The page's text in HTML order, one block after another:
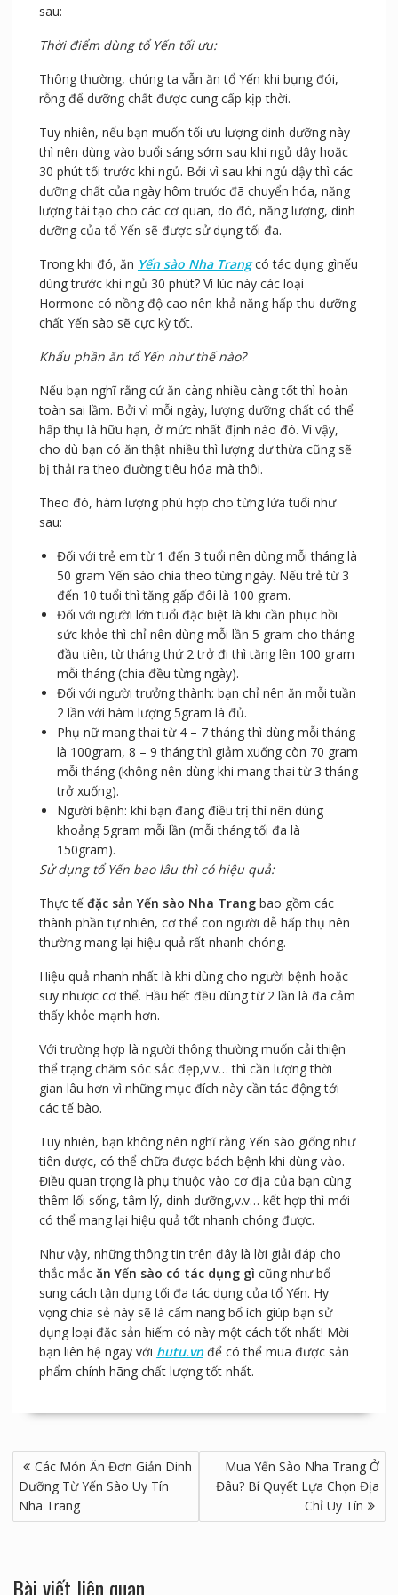
không thể tối ưu các hiệu quả của nó, thậm chí là bị dị
ứng hoặc phản tác dụng.
Vì vậy, bạn cần nắm rõ những lưu ý khi sử dụng như
sau:
Thời điểm dùng tổ Yến tối ưu:
Thông thường, chúng ta vẫn ăn tổ Yến khi bụng đói,
rỗng để dưỡng chất được cung cấp kịp thời.
Tuy nhiên, nếu bạn muốn tối ưu lượng dinh dưỡng này
thì nên dùng vào buổi sáng sớm sau khi ngủ dậy hoặc
dưỡng chất của ngày hôm trước đã chuyển hóa, năng
lượng tái tạo cho các cơ quan, do đó, năng lượng, dinh
dưỡng của tổ Yến sẽ được sử dụng tối đa.
dùng trước khi ngủ 30 phút? Vì lúc này các loại
Hormone có nồng độ cao nên khả năng hấp thu dưỡng
chất Yến sào sẽ cực kỳ tốt.
Khẩu phần ăn tổ Yến như thế nào?
Nếu bạn nghĩ rằng cứ ăn càng nhiều càng tốt thì hoàn
hấp thụ là hữu hạn, ở mức nhất định nào đó. Vì vậy,
cho dù bạn có ăn thật nhiều thì lượng dư thừa cũng sẽ
bị thải ra theo đường tiêu hóa mà thôi.
Theo đó, hàm lượng phù hợp cho từng lứa tuổi như
sau:
Đối với trẻ em từ 1 đến 3 tuổi nên dùng mỗi tháng là
50 gram Yến sào chia theo từng ngày. Nếu trẻ từ 3
đến 10 tuổi thì tăng gấp đôi là 100 gram.
Đối với người lớn tuổi đặc biệt là khi cần phục hồi
sức khỏe thì chỉ nên dùng mỗi lần 5 gram cho tháng
đầu tiên, từ tháng thứ 2 trở đi thì tăng lên 100 gram
mỗi tháng (chia đều từng ngày).
Đối với người trưởng thành: bạn chỉ nên ăn mỗi tuần
2 lần với hàm lượng 5gram là đủ.
Phụ nữ mang thai từ 4 – 7 tháng thì dùng mỗi tháng
là 100gram, 8 – 9 tháng thì giảm xuống còn 70 gram
mỗi tháng (không nên dùng khi mang thai từ 3 tháng
trở xuống).
khoảng 5gram mỗi lần (mỗi tháng tối đa là
150gram).
Sử dụng tổ Yến bao lâu thì có hiệu quả:
Thực tếđặc sản Yến sào Nha Trangbao gồm các
thành phần tự nhiên, cơ thể con người dễ hấp thụ nên
thường mang lại hiệu quả rất nhanh chóng.
Hiệu quả nhanh nhất là khi dùng cho người bệnh hoặc
suy nhược cơ thể. Hầu hết đều dùng từ 2 lần là đã cảm
thấy khỏe mạnh hơn.
thể trạng chăm sóc sắc đẹp,v.v… thì cần lượng thời
gian lâu hơn vì những mục đích này cần tác động tới
các tế bào.
Tuy nhiên, bạn không nên nghĩ rằng Yến sào giống như
Điều quan trọng là phụ thuộc vào cơ địa của bạn cùng
thêm lối sống, tâm lý, dinh dưỡng,v.v… kết hợp thì mới
có thể mang lại hiệu quả tốt nhanh chóng được.
Như vậy, những thông tin trên đây là lời giải đáp cho
thắc mắcăn Yến sào có tác dụng gìcũng như bổ
sung cách tận dụng tối đa tác dụng của tổ Yến. Hy
dụng loại đặc sản hiếm có này một cách tốt nhất! Mời
phẩm chính hãng chất lượng tốt nhất.
bài
Nha Trang